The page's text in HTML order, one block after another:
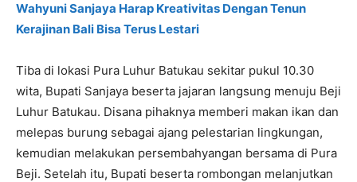
Wahyuni Sanjaya Harap Kreativitas Dengan Tenun
Kerajinan Bali Bisa Terus Lestari
Tiba di lokasi Pura Luhur Batukau sekitar pukul 10.30
wita, Bupati Sanjaya beserta jajaran langsung menuju Beji
Luhur Batukau. Disana pihaknya memberi makan ikan dan
melepas burung sebagai ajang pelestarian lingkungan,
kemudian melakukan persembahyangan bersama di Pura
Beji. Setelah itu, Bupati beserta rombongan melanjutkan